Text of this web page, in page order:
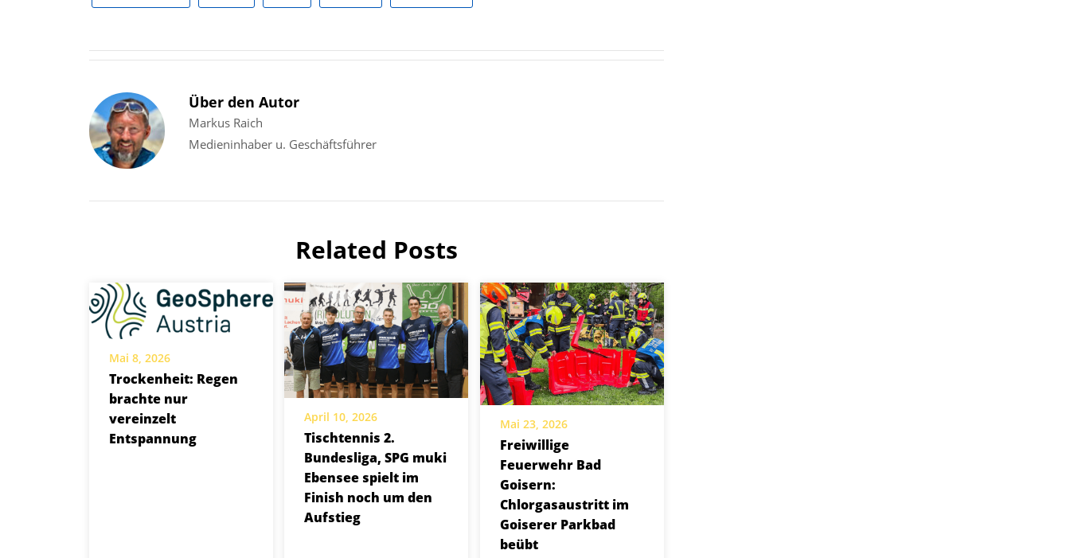
Über den Autor
Markus Raich
Medieninhaber u. Geschäftsführer
Related Posts
Mai 8, 2026
Trockenheit: Regen
brachte nur
vereinzelt
Entspannung
April 10, 2026
Tischtennis 2.
Bundesliga, SPG muki
Ebensee spielt im
Finish noch um den
Aufstieg
Mai 23, 2026
Freiwillige
Feuerwehr Bad
Goisern:
Chlorgasaustritt im
Goiserer Parkbad
beübt